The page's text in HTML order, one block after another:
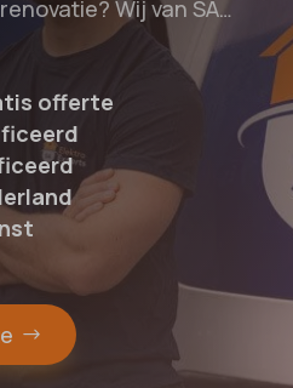
Wij van SA…
offerte